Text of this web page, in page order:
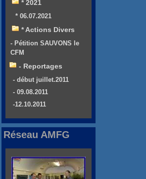
* 2021
* 06.07.2021
* Actions Divers
- Pétition SAUVONS le
CFM
- Reportages
- début juillet.2011
- 09.08.2011
-12.10.2011
Réseau AMFG